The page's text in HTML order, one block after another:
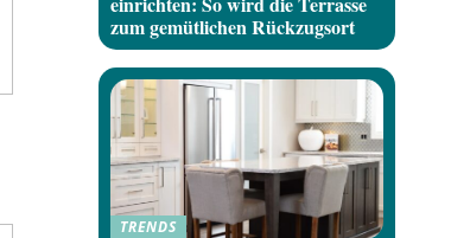
zum gemütlichen Rückzugsort
TRENDS